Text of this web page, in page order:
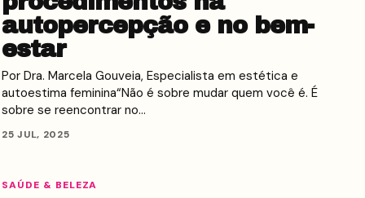
autopercepção e no bem-
estar
Por Dra. Marcela Gouveia, Especialista em estética e
autoestima feminina“Não é sobre mudar quem você é. É
sobre se reencontrar no…
25 JUL, 2025
SAÚDE & BELEZA